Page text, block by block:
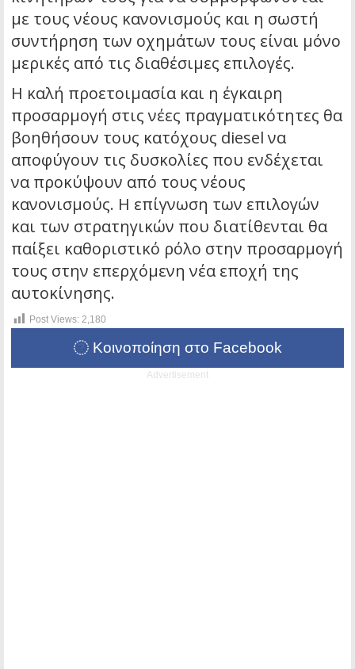
με τους νέους κανονισμούς και η σωστή
συντήρηση των οχημάτων τους είναι μόνο
μερικές από τις διαθέσιμες επιλογές.
Η καλή προετοιμασία και η έγκαιρη
προσαρμογή στις νέες πραγματικότητες θα
βοηθήσουν τους κατόχους diesel να
αποφύγουν τις δυσκολίες που ενδέχεται
να προκύψουν από τους νέους
κανονισμούς. Η επίγνωση των επιλογών
και των στρατηγικών που διατίθενται θα
παίξει καθοριστικό ρόλο στην προσαρμογή
τους στην επερχόμενη νέα εποχή της
αυτοκίνησης.
Post Views: 2,180
Κοινοποίηση στο Facebook
Advertisement